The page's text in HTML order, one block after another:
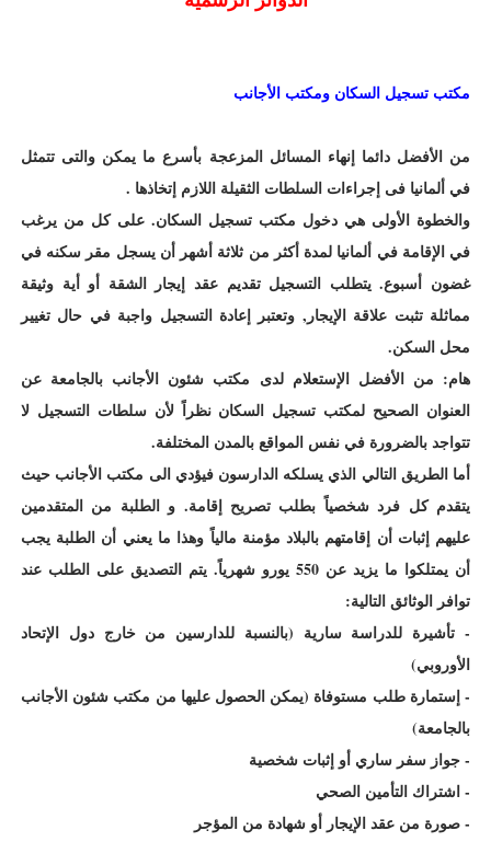
مكتب تسجيل السكان ومكتب الأجانب
من الأفضل دائما إنهاء المسائل المزعجة بأسرع ما يمكن والتى تتمثل
في ألمانيا فى إجراءات السلطات الثقيلة اللازم إتخاذها .
والخطوة الأولى هي دخول مكتب تسجيل السكان. على كل من يرغب
في الإقامة في ألمانيا لمدة أكثر من ثلاثة أشهر أن يسجل مقر سكنه في
غضون أسبوع. يتطلب التسجيل تقديم عقد إيجار الشقة أو أية وثيقة
مماثلة تثبت علاقة الإيجار, وتعتبر إعادة التسجيل واجبة في حال تغيير
محل السكن.
هام: من الأفضل الإستعلام لدى مكتب شئون الأجانب بالجامعة عن
العنوان الصحيح لمكتب تسجيل السكان نظراً لأن سلطات التسجيل لا
تتواجد بالضرورة في نفس المواقع بالمدن المختلفة.
أما الطريق التالي الذي يسلكه الدارسون فيؤدي الى مكتب الأجانب حيث
يتقدم كل فرد شخصياً بطلب تصريح إقامة. و الطلبة من المتقدمين
عليهم إثبات أن إقامتهم بالبلاد مؤمنة مالياً وهذا ما يعني أن الطلبة يجب
أن يمتلكوا ما يزيد عن 550 يورو شهرياً. يتم التصديق على الطلب عند
توافر الوثائق التالية:
- تأشيرة للدراسة سارية (بالنسبة للدارسين من خارج دول الإتحاد
الأوروبي)
- إستمارة طلب مستوفاة (يمكن الحصول عليها من مكتب شئون الأجانب
بالجامعة)
- جواز سفر ساري أو إثبات شخصية
- اشتراك التأمين الصحي
- صورة من عقد الإيجار أو شهادة من المؤجر